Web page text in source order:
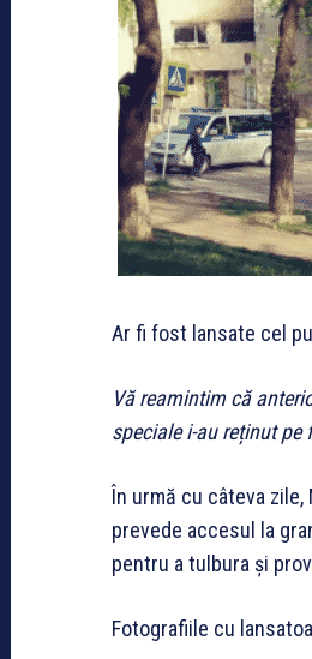
Ar fi fost lansate cel
Vă reamintim că
speciale i-au reținut pe
În urmă cu câteva
prevede accesul la
pentru a tulbura și
Fotografiile cu